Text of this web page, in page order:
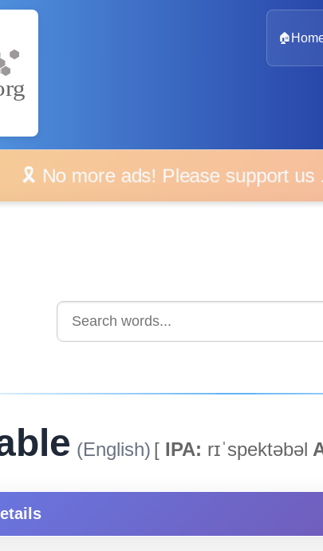
🏠
🎗️ No more ads! Please support
(English) [ IPA: rɪˈspektəbəl